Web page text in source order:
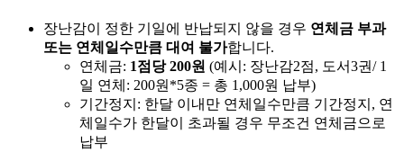
장난감이 정한 기일에 반납되지 않을 경우 연체금 부과
또는 연체일수만큼 대여 불가합니다.
연체금: 1점당 200원 (예시: 장난감2점, 도서3권/ 1
일 연체: 200원*5종 = 총 1,000원 납부)
기간정지: 한달 이내만 연체일수만큼 기간정지, 연
체일수가 한달이 초과될 경우 무조건 연체금으로
납부